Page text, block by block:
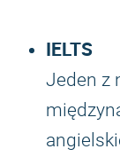
IELTS
Jeden z